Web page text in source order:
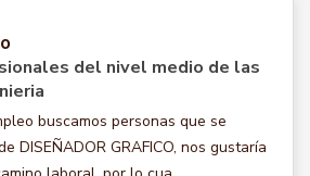
del nivel medio de las
buscamos personas que se
DISEÑADOR GRAFICO, nos gustaría